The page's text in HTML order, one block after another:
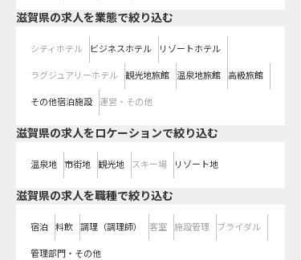
滋賀県の求人を業態で絞り込む
シティホテル ビジネスホテル リゾートホテル
ラグジュアリーホテル 観光地旅館 温泉地旅館 高級旅館
その他宿泊施設 運営・その他
滋賀県の求人をロケーションで絞り込む
温泉地 市街地 観光地 スキー場 リゾート地
滋賀県の求人を職種で絞り込む
宿泊 料飲 調理（調理師） 客室 施設管理 ブライダル
管理部門・その他